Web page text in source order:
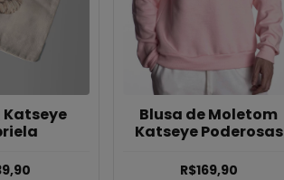
Katseye
Blusa de Moletom
Katseye Poderosas
R$169,90